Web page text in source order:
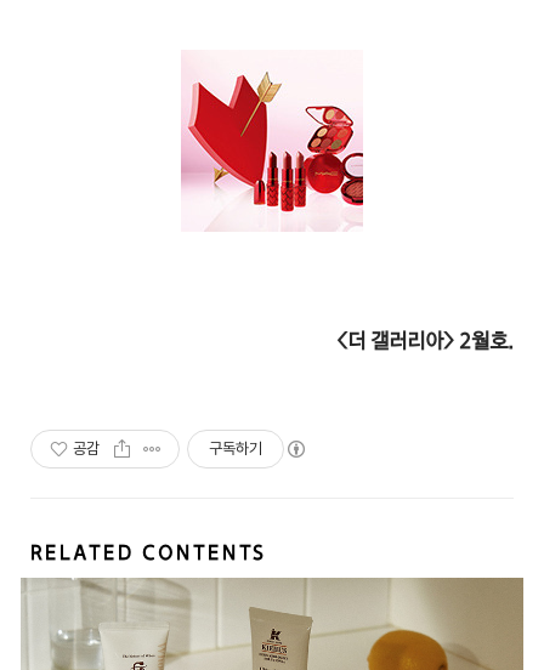
<더 갤러리아> 2월호.
공감 구독하기
RELATED CONTENTS